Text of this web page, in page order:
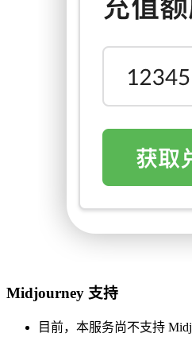
Midjourney 支持
目前，本服务尚不支持